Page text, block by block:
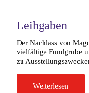
Leihgaben
Der Nachlass von
vielfältige Fundgrube
zu
Weiterlesen